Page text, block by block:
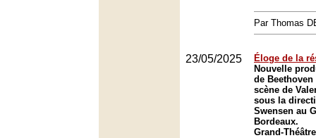
Par Thomas
23/05/2025
Éloge de la
Nouvelle
de
scène de
sous la
Swensen au
Bordeaux.
Grand-